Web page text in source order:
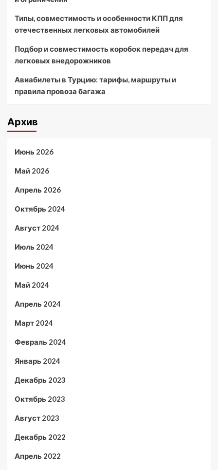
Типы, совместимость и особенности КПП для
отечественных легковых автомобилей
Подбор и совместимость коробок передач для
легковых внедорожников
Авиабилеты в Турцию: тарифы, маршруты и
правила провоза багажа
Архив
Июнь 2026
Май 2026
Апрель 2026
Октябрь 2024
Август 2024
Июль 2024
Июнь 2024
Май 2024
Апрель 2024
Март 2024
Февраль 2024
Январь 2024
Декабрь 2023
Октябрь 2023
Август 2023
Декабрь 2022
Апрель 2022